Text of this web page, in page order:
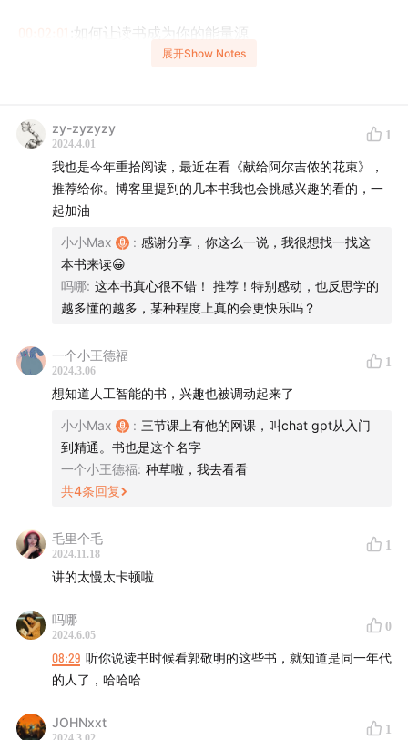
:如何让读书成为你的能量源
00:09:01
00:15:02:知识的串连：从《刻意练习》到《认知觉醒》再
到《游戏改变世界》
:揭示大脑休息的秘密：《精力管理》与活力激发
的A/B模式
00:21:03:AI时代的探索之路：学习chat GPT与购买课程的
00:30:00:形成知识体系的框架，我真的太想打造个人高度
浓缩的图书馆了
🎵 音乐
To You MT1990
📻本节目收听方式：目前《火花在碰撞》在
苹果播客｜小宇宙｜喜马拉雅
展开Show Notes
zy-zyzyzy
2024.4.01
1
我也是今年重拾阅读，最近在看《献给阿尔吉侬的花束》，
推荐给你。博客里提到的几本书我也会挑感兴趣的看的，一
起加油
小小Max : 感谢分享，你这么一说，我很想找一找这
本书来读😀
吗哪: 这本书真心很不错！ 推荐！特别感动，也反思学的
越多懂的越多，某种程度上真的会更快乐吗？
一个小王德福
2024.3.06
1
想知道人工智能的书，兴趣也被调动起来了
小小Max : 三节课上有他的网课，叫chat gpt从入门
到精通。书也是这个名字
一个小王德福: 种草啦，我去看看
共4条回复
毛里个毛
2024.11.18
1
讲的太慢太卡顿啦
吗哪
2024.6.05
0
08:29 听你说读书时候看郭敬明的这些书，就知道是同一年代
的人了，哈哈哈
JOHNxxt 1